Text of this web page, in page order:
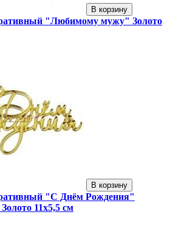
В корзину
"Любимому мужу" Золото
В корзину
"С Днём Рождения"
11х5,5 см